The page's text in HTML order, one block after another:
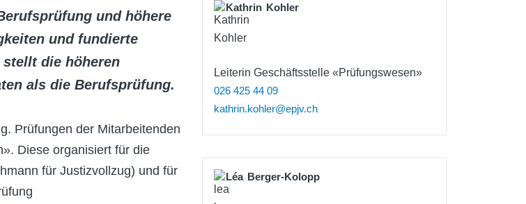
und höhere
und fundierte
die höheren
als die Berufsprüfung.
Prüfungen der Mitarbeitenden
Diese organisiert für die
für Justizvollzug) und für
Kathrin Kohler
Leiterin Geschäftsstelle «Prüfungswesen»
026 425 44 09
kathrin.kohler@epjv.ch
Léa Berger-Kolopp